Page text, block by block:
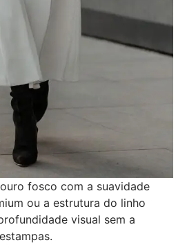
fosco com a suavidade
ou a estrutura do linho
visual sem a